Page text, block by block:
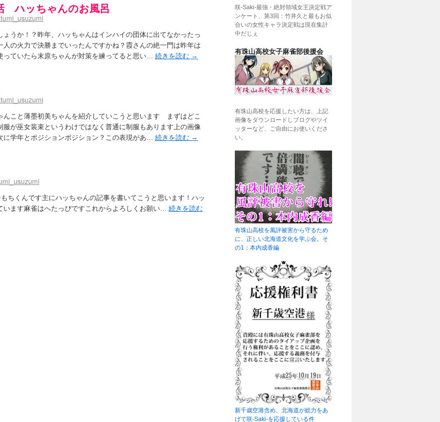
ハッちゃんのお風呂
ょうか！？昨年、ハッちゃんはインハイの団体に出てなかったっ
の火力で決勝までいったんですかね？霞さんの絶一門は昨年は
っていたら末原ちゃんが対策を練ってると思い… 続きを読む →
んこと薄墨初美ちゃんを紹介していこうと思います まずはどこ
が巫女装束というわけではなく普通に制服もあります上の画像
に学年とポジションポジション？この表現があ… 続きを読む →
ちくんです主にハッちゃんの記事を書いてこうと思います！ハッ
います麻雀はへたっぴですこれからよろしくお願い… 続きを読む
咲-Saki-最強・絶対領域女王決定戦ア
ンケート、第3回：竹井久と最もお似
合いの女性キャラ決定戦は現在集計
中だじぇ
有珠山高校女子麻雀部後援会
有珠山高校を応援したい方は、上記
画像をダウンロードしブログやツイ
ッターなど、ご自由にお使いくださ
い。
有珠山高校を風評被害から守るため
に、正しい北海道文化を学ぶ会。そ
の1：本内成香編
新千歳空港含め、北海道が総力をあ
げて咲-Saki-を応援している件